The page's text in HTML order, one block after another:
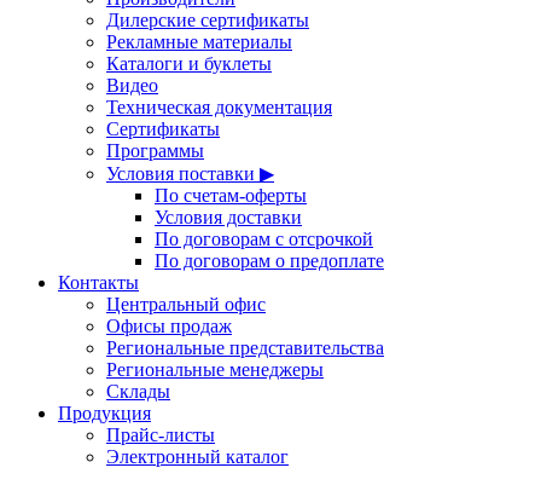
Дилерские сертификаты
Рекламные материалы
Каталоги и буклеты
Видео
Техническая документация
Сертификаты
Программы
Условия поставки ▶
По счетам-оферты
Условия доставки
По договорам с отсрочкой
По договорам о предоплате
Контакты
Центральный офис
Офисы продаж
Региональные представительства
Региональные менеджеры
Склады
Продукция
Прайс-листы
Электронный каталог